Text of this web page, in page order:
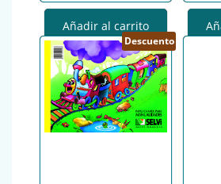
Añadir al carrito
Descuento